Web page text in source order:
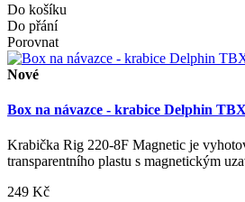
Do košíku
Do přání
Porovnat
Nové
Box na návazce - krabice Delphin
Krabička Rig 220-8F Magnetic je
transparentního plastu s magnetickým
249 Kč